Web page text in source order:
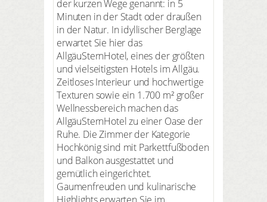
der kurzen Wege genannt: in 5
Minuten in der Stadt oder draußen
in der Natur. In idyllischer Berglage
erwartet Sie hier das
AllgäuSternHotel, eines der größten
und vielseitigsten Hotels im Allgäu.
Zeitloses Interieur und hochwertige
Texturen sowie ein 1.700 m² großer
Wellnessbereich machen das
AllgäuSternHotel zu einer Oase der
Ruhe. Die Zimmer der Kategorie
Hochkönig sind mit Parkettfußboden
und Balkon ausgestattet und
gemütlich eingerichtet.
Gaumenfreuden und kulinarische
Highlights erwarten Sie im